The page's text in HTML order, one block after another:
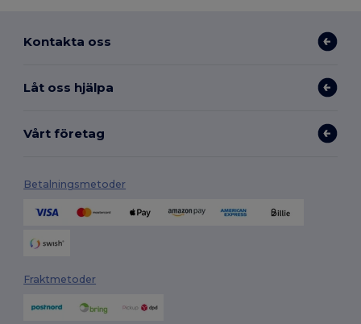
Kontakta oss
Låt oss hjälpa
Vårt företag
Betalningsmetoder
Fraktmetoder